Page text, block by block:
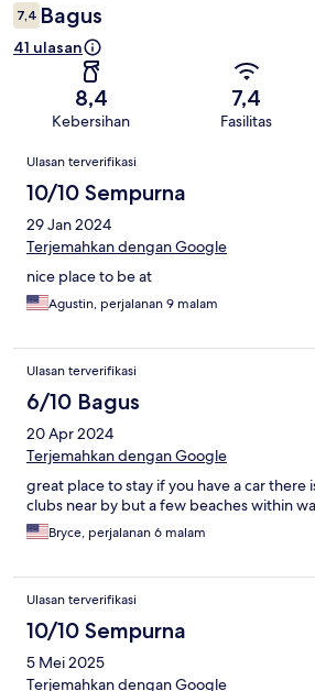
7,4 Bagus
41 ulasan
8,4
Kebersihan
7,4
Fasilitas
Ulasan
Ulasan terverifikasi
10/10 Sempurna
29 Jan 2024
Terjemahkan dengan Google
nice place to be at
Agustin, perjalanan 9 malam
Ulasan terverifikasi
6/10 Bagus
20 Apr 2024
Terjemahkan dengan Google
great place to stay if you have a car there
clubs near by but a few beaches within
Bryce, perjalanan 6 malam
Ulasan terverifikasi
10/10 Sempurna
5 Mei 2025
Terjemahkan dengan Google